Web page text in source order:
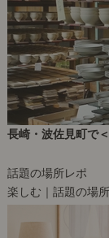
長崎・波佐見町で
話題の場所レポ
楽しむ｜話題の場